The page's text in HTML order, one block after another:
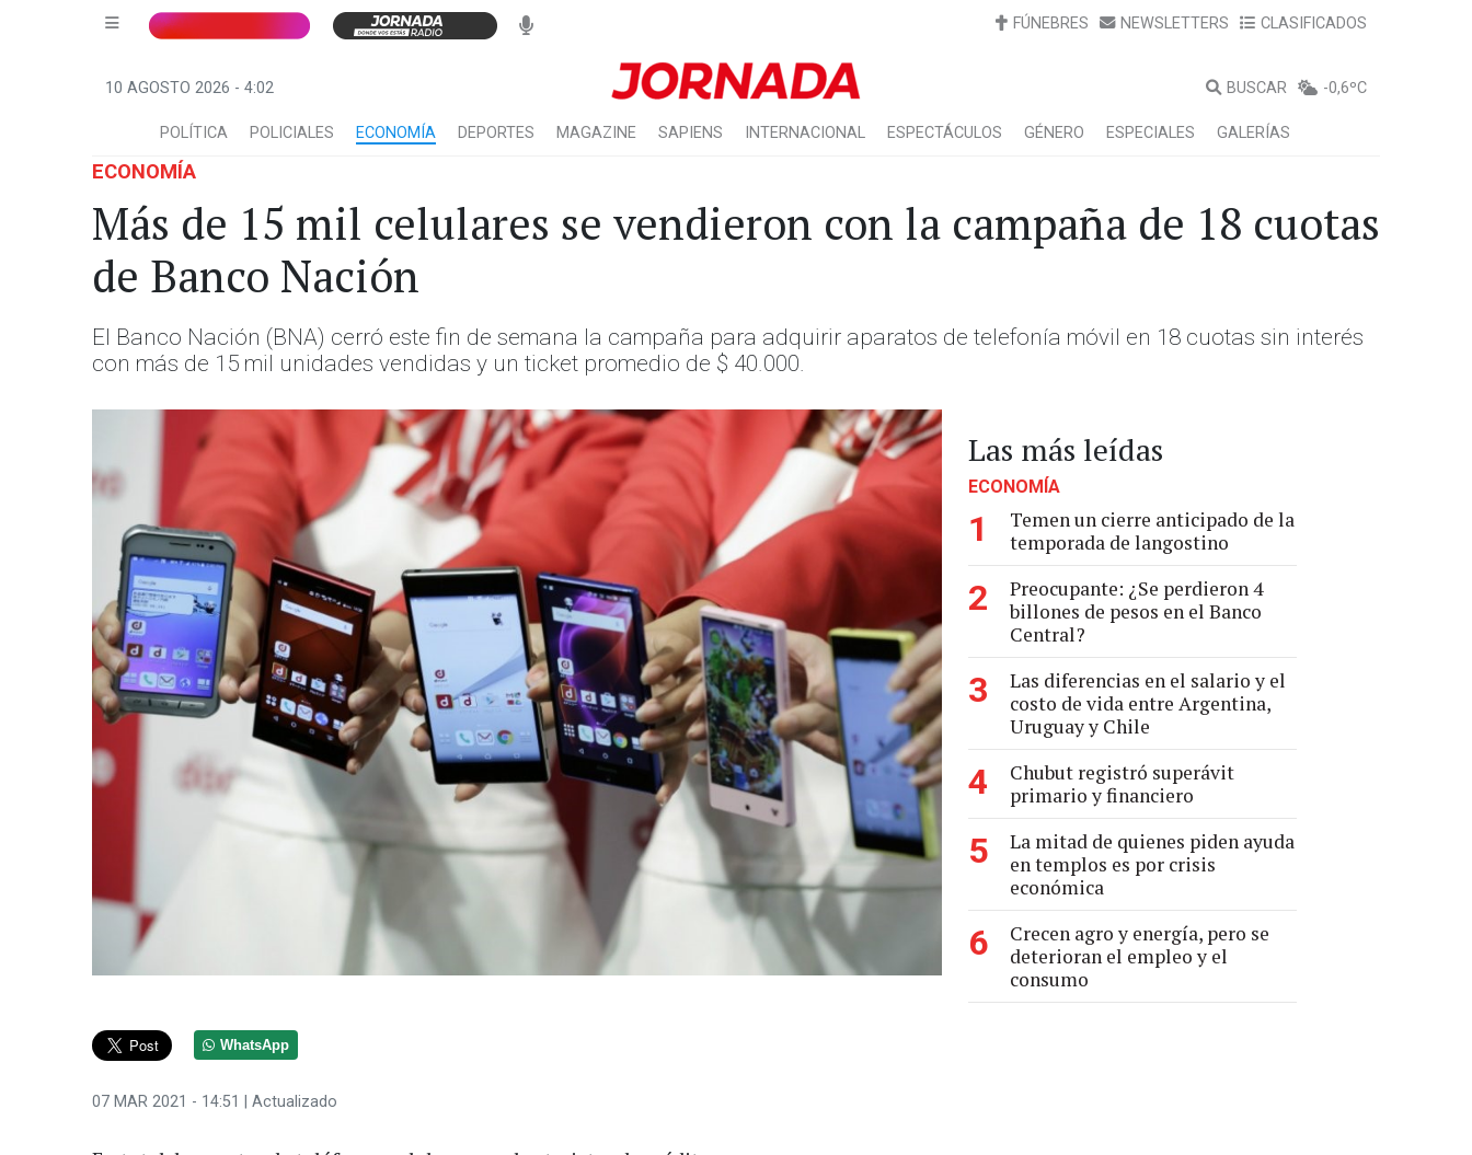
FÚNEBRES NEWSLETTERS CLASIFICADOS
10 AGOSTO 2026 - 4:02 BUSCAR -0,6ºC
POLÍTICA POLICIALES ECONOMÍA DEPORTES MAGAZINE SAPIENS INTERNACIONAL ESPECTÁCULOS GÉNERO ESPECIALES GALERÍAS
ECONOMÍA
Más de 15 mil celulares se vendieron con la campaña de 18 cuotas
de Banco Nación
El Banco Nación (BNA) cerró este fin de semana la campaña para adquirir aparatos de telefonía móvil en 18 cuotas sin interés
con más de 15 mil unidades vendidas y un ticket promedio de $ 40.000.
WhatsApp
07 MAR 2021 - 14:51 | Actualizado
Las más leídas
ECONOMÍA
1
Temen un cierre anticipado de la
temporada de langostino
2
Preocupante: ¿Se perdieron 4
billones de pesos en el Banco
Central?
3
Las diferencias en el salario y el
costo de vida entre Argentina,
Uruguay y Chile
4
Chubut registró superávit
primario y financiero
5
La mitad de quienes piden ayuda
en templos es por crisis
económica
6
Crecen agro y energía, pero se
deterioran el empleo y el
consumo